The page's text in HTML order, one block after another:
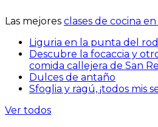
Las mejores clases de cocina
Liguria en la punta del
Descubre la focaccia y
comida callejera de San
Dulces de antaño
Sfoglia y ragú, ¡todos mis
Ver todos